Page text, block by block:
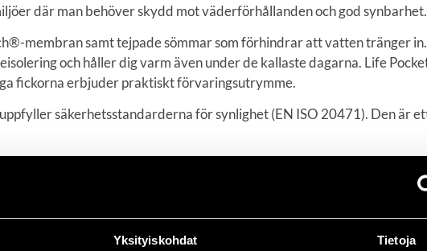
Yksityiskohdat Tietoja
där man behöver skydd mot väderförhållanden och god synbarhet.
membran samt tejpade sömmar som förhindrar att vatten tränger
och håller dig varm även under de kallaste dagarna. Life
fickorna erbjuder praktiskt förvaringsutrymme.
säkerhetsstandarderna för synlighet (EN ISO 20471). Den är
sömmar